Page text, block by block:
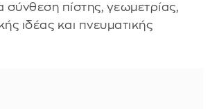
σύνθεση πίστης, γεωμετρίας,
ιδέας και πνευματικής